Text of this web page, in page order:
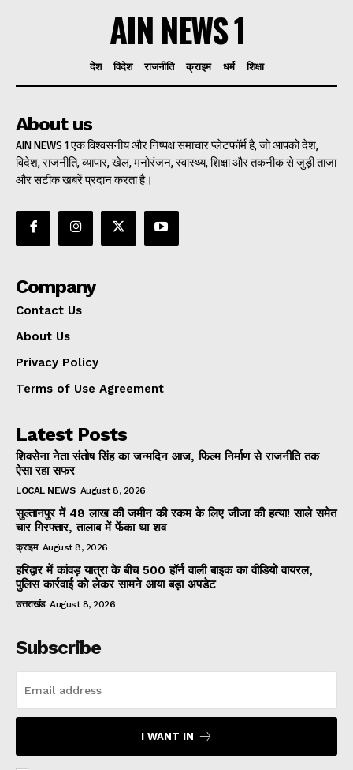
AIN NEWS 1
देश विदेश राजनीति क्राइम धर्म शिक्षा
About us
AIN NEWS 1 एक विश्वसनीय और निष्पक्ष समाचार प्लेटफॉर्म है, जो आपको देश,
विदेश, राजनीति, व्यापार, खेल, मनोरंजन, स्वास्थ्य, शिक्षा और तकनीक से जुड़ी ताज़ा
और सटीक खबरें प्रदान करता है।
Company
Contact Us
About Us
Privacy Policy
Terms of Use Agreement
Latest Posts
शिवसेना नेता संतोष सिंह का जन्मदिन आज, फिल्म निर्माण से राजनीति तक
ऐसा रहा सफर
LOCAL NEWS August 8, 2026
सुल्तानपुर में 48 लाख की जमीन की रकम के लिए जीजा की हत्या! साले समेत
चार गिरफ्तार, तालाब में फेंका था शव
क्राइम August 8, 2026
हरिद्वार में कांवड़ यात्रा के बीच 500 हॉर्न वाली बाइक का वीडियो वायरल,
पुलिस कार्रवाई को लेकर सामने आया बड़ा अपडेट
उत्तराखंड August 8, 2026
Subscribe
I WANT IN